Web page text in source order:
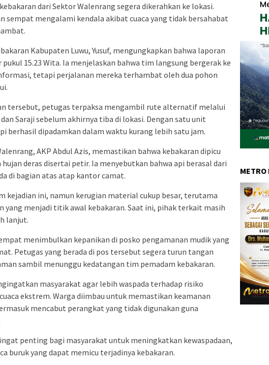
dari Sektor Walenrang segera dikerahkan ke lokasi.
sempat mengalami kendala akibat cuaca yang tidak bersahabat
Kabupaten Luwu, Yusuf, mengungkapkan bahwa laporan
15.23 Wita. Ia menjelaskan bahwa tim langsung bergerak ke
tetapi perjalanan mereka terhambat oleh dua pohon
tersebut, petugas terpaksa mengambil rute alternatif melalui
Saraji sebelum akhirnya tiba di lokasi. Dengan satu unit
berhasil dipadamkan dalam waktu kurang lebih satu jam.
AKP Abdul Azis, memastikan bahwa kebakaran dipicu
deras disertai petir. Ia menyebutkan bahwa api berasal dari
di bagian atas atap kantor camat.
kejadian ini, namun kerugian material cukup besar, terutama
yang menjadi titik awal kebakaran. Saat ini, pihak terkait masih
lanjut.
menimbulkan kepanikan di posko pengamanan mudik yang
Petugas yang berada di pos tersebut segera turun tangan
sambil menunggu kedatangan tim pemadam kebakaran.
masyarakat agar lebih waspada terhadap risiko
ekstrem. Warga diimbau untuk memastikan keamanan
mencabut perangkat yang tidak digunakan guna
penting bagi masyarakat untuk meningkatkan kewaspadaan,
buruk yang dapat memicu terjadinya kebakaran.
METRO